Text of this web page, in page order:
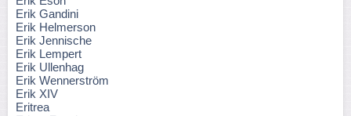
Erik Gandini
Erik Helmerson
Erik Jennische
Erik Lempert
Erik Ullenhag
Erik Wennerström
Erik XIV
Eritrea